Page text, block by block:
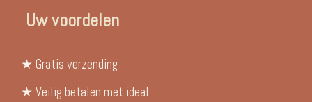
Uw voordelen
★ Gratis verzending
★ Veilig betalen met ideal